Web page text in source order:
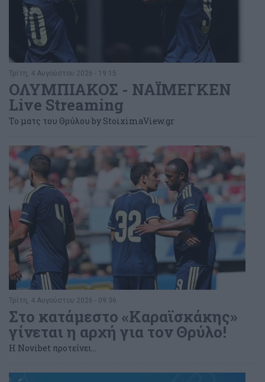
Τρίτη, 4 Αυγούστου 2026 - 19:15
ΟΛΥΜΠΙΑΚΟΣ - ΝΑΪΜΕΓΚΕΝ
Live Streaming
Το ματς του Θρύλου by StoiximaView.gr
Τρίτη, 4 Αυγούστου 2026 - 09:36
Στο κατάμεστο «Καραϊσκάκης»
γίνεται η αρχή για τον Θρύλο!
Η Novibet προτείνει...